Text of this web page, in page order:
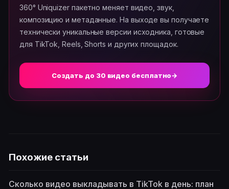
360° Uniquizer пакетно меняет видео, звук,
композицию и метаданные. На выходе вы получаете
технически уникальные версии исходника, готовые
для TikTok, Reels, Shorts и других площадок.
Создать до 30 видео бесплатно→
Похожие статьи
Сколько видео выкладывать в TikTok в день: план